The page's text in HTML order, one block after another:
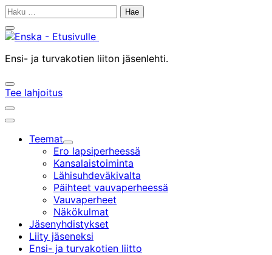
Siirry
Haku:
Sulje
hakupalkki
Ensi- ja turvakotien liiton jäsenlehti.
Avaa/sulje
hakupalkki
Tee lahjoitus
Avaa/sulje
hakupalkki
Päävalikko
Teemat
Alavalikko
Ero lapsiperheessä
Kansalaistoiminta
Lähisuhdeväkivalta
Päihteet vauvaperheessä
Vauvaperheet
Näkökulmat
Jäsenyhdistykset
Liity jäseneksi
Ensi- ja turvakotien liitto